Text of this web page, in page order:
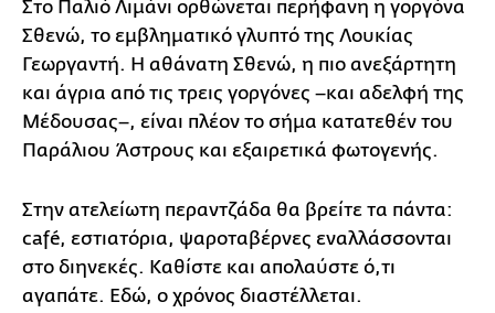
Στο Παλιό Λιμάνι ορθώνεται περήφανη η γοργόνα
Σθενώ, το εμβληματικό γλυπτό της Λουκίας
Γεωργαντή. Η αθάνατη Σθενώ, η πιο ανεξάρτητη
και άγρια από τις τρεις γοργόνες –και αδελφή της
Μέδουσας–, είναι πλέον το σήμα κατατεθέν του
Παράλιου Άστρους και εξαιρετικά φωτογενής.
Στην ατελείωτη περαντζάδα θα βρείτε τα πάντα:
café, εστιατόρια, ψαροταβέρνες εναλλάσσονται
στο διηνεκές. Καθίστε και απολαύστε ό,τι
αγαπάτε. Εδώ, ο χρόνος διαστέλλεται.